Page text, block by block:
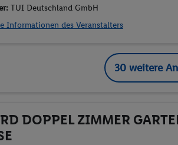
TUI Deutschland GmbH
Informationen des Veranstalters
30 weitere
DOPPEL ZIMMER